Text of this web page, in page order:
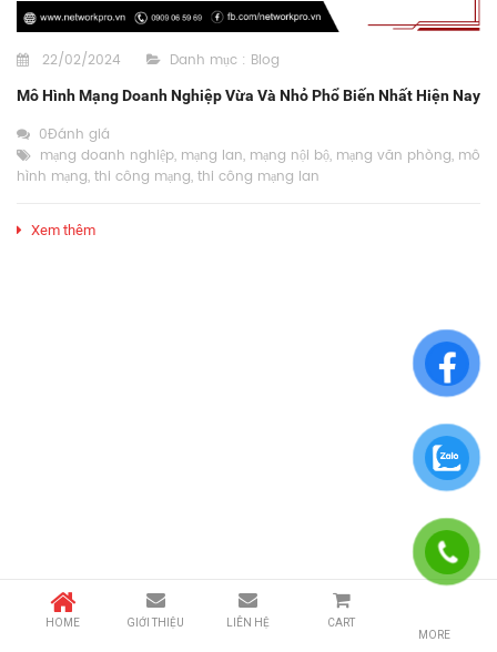
22/02/2024 Danh mục : Blog
Mô Hình Mạng Doanh Nghiệp Vừa Và Nhỏ Phổ Biến Nhất Hiện Nay
0Đánh giá
mạng doanh nghiệp, mạng lan, mạng nội bộ, mạng văn phòng, mô
hình mạng, thi công mạng, thi công mạng lan
Xem thêm
HOME GIỚI THIỆU LIÊN HỆ
CART
MORE